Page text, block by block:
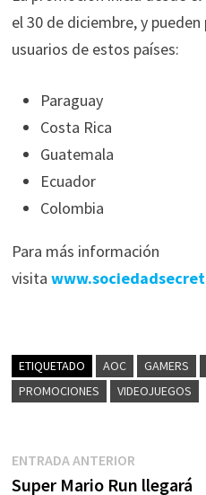
el 30 de diciembre, y
usuarios de estos países:
Paraguay
Costa Rica
Guatemala
Ecuador
Colombia
Para más información
visita
ETIQUETADO AOC GAMERS
PROMOCIONES
VIDEOJUEGOS
Navegación
ENTRADA ANTERIOREntrada
anterior:
Super Mario Run llegará